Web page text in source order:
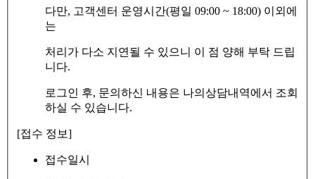
다만, 고객센터 운영시간(평일 09:00 ~ 18:00) 이외에
는
처리가 다소 지연될 수 있으니 이 점 양해 부탁 드립
니다.
로그인 후, 문의하신 내용은 나의상담내역에서 조회
하실 수 있습니다.
[접수 정보]
접수일시